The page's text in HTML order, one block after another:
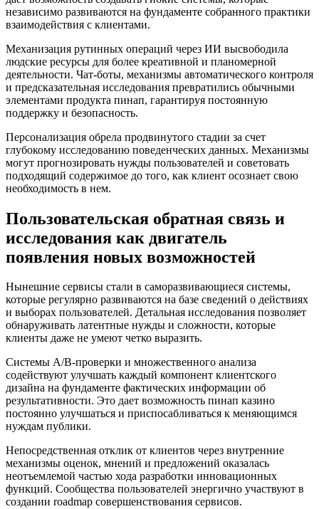
независимо развиваются на фундаменте собранного практики
взаимодействия с клиентами.
Механизация рутинных операций через ИИ высвободила
людские ресурсы для более креативной и планомерной
деятельности. Чат-боты, механизмы автоматического контроля
и предсказательная исследования превратились обычными
элементами продукта пинап, гарантируя постоянную
поддержку и безопасность.
Персонализация обрела продвинутого стадии за счет
глубокому исследованию поведенческих данных. Механизмы
могут прогнозировать нужды пользователей и советовать
подходящий содержимое до того, как клиент осознает свою
необходимость в нем.
Пользовательская обратная связь и
исследования как двигатель
появления новых возможностей
Нынешние сервисы стали в саморазвивающиеся системы,
которые регулярно развиваются на базе сведений о действиях
и выборах пользователей. Детальная исследования позволяет
обнаруживать латентные нужды и сложности, которые
клиенты даже не умеют четко выразить.
Системы A/B-проверки и множественного анализа
содействуют улучшать каждый компонент клиентского
дизайна на фундаменте фактических информации об
результативности. Это дает возможность пинап казино
постоянно улучшаться и приспосабливаться к меняющимся
нуждам публики.
Непосредственная отклик от клиентов через внутренние
механизмы оценок, мнений и предложений оказалась
неотъемлемой частью хода разработки инновационных
функций. Сообщества пользователей энергично участвуют в
создании roadmap совершенствования сервисов.